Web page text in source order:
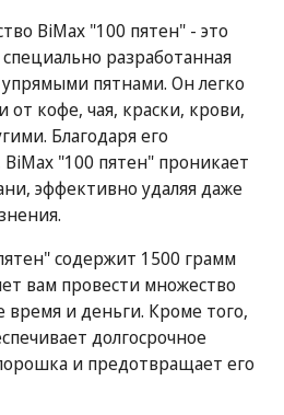
BiMax "100 пятен" - это
разработанная
пятнами. Он легко
от кофе, чая, краски, крови,
Благодаря его
BiMax "100 пятен" проникает
эффективно удаляя даже
содержит 1500 грамм
вам провести множество
время и деньги. Кроме того,
долгосрочное
и предотвращает его